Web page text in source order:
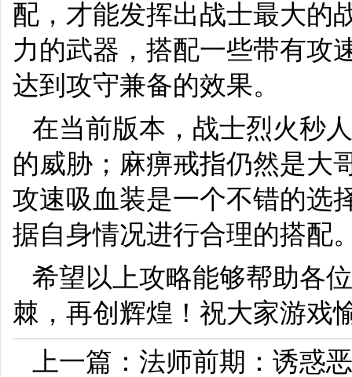
配，才能发挥出战士最大的
力的武器，搭配一些带有攻
达到攻守兼备的效果。
在当前版本，战士烈火秒
的威胁；麻痹戒指仍然是大
攻速吸血装是一个不错的选
据自身情况进行合理的搭配
希望以上攻略能够帮助各
棘，再创辉煌！祝大家游戏
上一篇： 法师前期：诱惑